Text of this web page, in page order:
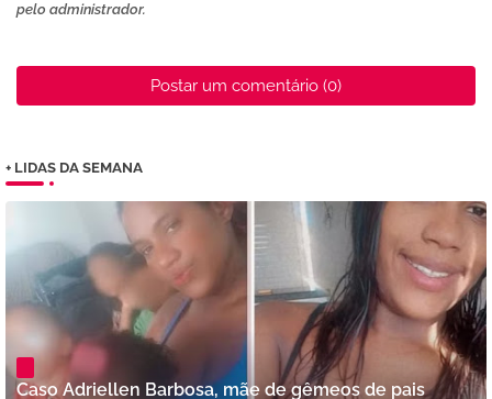
pelo administrador.
Postar um comentário (0)
+ LIDAS DA SEMANA
Caso Adriellen Barbosa, mãe de gêmeos de pais